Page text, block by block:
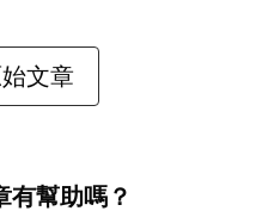
文章
有幫助嗎？